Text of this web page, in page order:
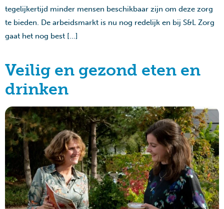
tegelijkertijd minder mensen beschikbaar zijn om deze zorg
te bieden. De arbeidsmarkt is nu nog redelijk en bij S&L Zorg
gaat het nog best […]
Veilig en gezond eten en
drinken